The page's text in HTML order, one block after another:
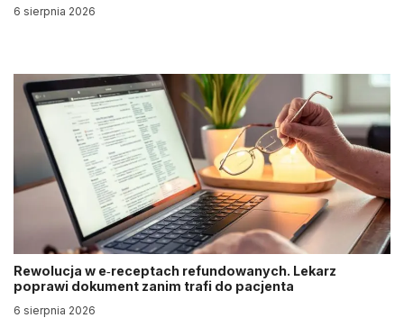
6 sierpnia 2026
Rewolucja w e‑receptach refundowanych. Lekarz
poprawi dokument zanim trafi do pacjenta
6 sierpnia 2026